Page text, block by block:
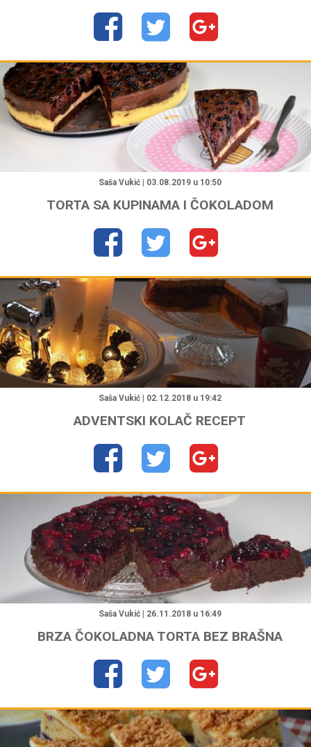
"
Saša Vukić | 03.08.2019 u 10:50
TORTA SA KUPINAMA I ČOKOLADOM
Saša Vukić | 02.12.2018 u 19:42
ADVENTSKI KOLAČ RECEPT
"
Saša Vukić | 26.11.2018 u 16:49
BRZA ČOKOLADNA TORTA BEZ BRAŠNA